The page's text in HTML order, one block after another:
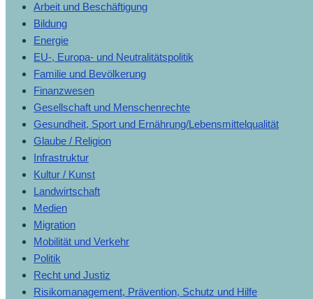
Arbeit und Beschäftigung
Bildung
Energie
EU-, Europa- und Neutralitätspolitik
Familie und Bevölkerung
Finanzwesen
Gesellschaft und Menschenrechte
Gesundheit, Sport und Ernährung/Lebensmittelqualität
Glaube / Religion
Infrastruktur
Kultur / Kunst
Landwirtschaft
Medien
Migration
Mobilität und Verkehr
Politik
Recht und Justiz
Risikomanagement, Prävention, Schutz und Hilfe